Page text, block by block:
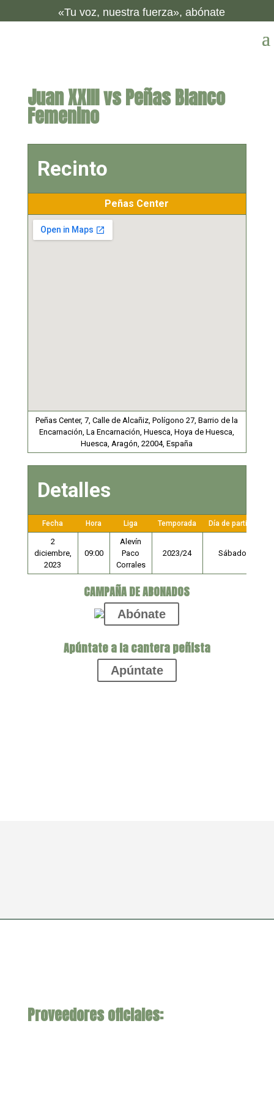
«Tu voz, nuestra fuerza», abónate
Juan XXIII vs Peñas Blanco
Femenino
Recinto
Peñas Center
Peñas Center, 7, Calle de Alcañiz, Polígono 27, Barrio de la
Encarnación, La Encarnación, Huesca, Hoya de Huesca,
Huesca, Aragón, 22004, España
Detalles
Fecha Hora Liga Temporada Día de partido
2
diciembre,
2023
09:00
Alevín
Paco
Corrales
2023/24 Sábado
CAMPAÑA DE ABONADOS
Abónate
Apúntate a la cantera peñista
Apúntate
Proveedores oficiales: